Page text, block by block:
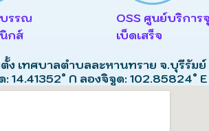
รรณ
กส์
OSS ศูนย์บริการ
เบ็ดเสร็จ
ง เทศบาลตำบลละหานทราย จ.บุรีรัมย์
: 14.41352° N ลองจิจูด: 102.85824° E